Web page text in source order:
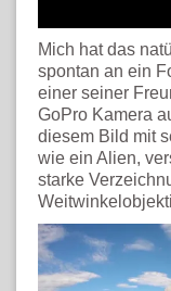
Mich hat das
spontan an ein
einer seiner
GoPro Kamera
diesem Bild mit
wie ein Alien,
starke